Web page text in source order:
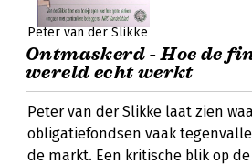
Peter van der Slikke
Ontmaskerd - Hoe de
wereld echt werkt
Peter van der Slikke laat zien
obligatiefondsen vaak
de markt. Een kritische blik op